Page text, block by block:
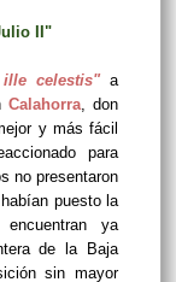
II"
ille celestis"a
Calahorra, don
y más fácil
para
no presentaron
puesto la
ya
de la Baja
sin mayor